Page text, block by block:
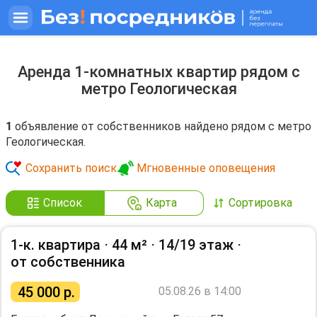
Аренда 1-комнатных квартир рядом с
метро Геологическая
1 объявление от собственников найдено рядом с метро
Геологическая.
Сохранить поиск
Мгновенные оповещения
Список Карта Сортировка
1-к. квартира ⋅ 44 м² ⋅ 14/19 этаж ⋅
от собственника
45 000 р. 05.08.26 в 14:00